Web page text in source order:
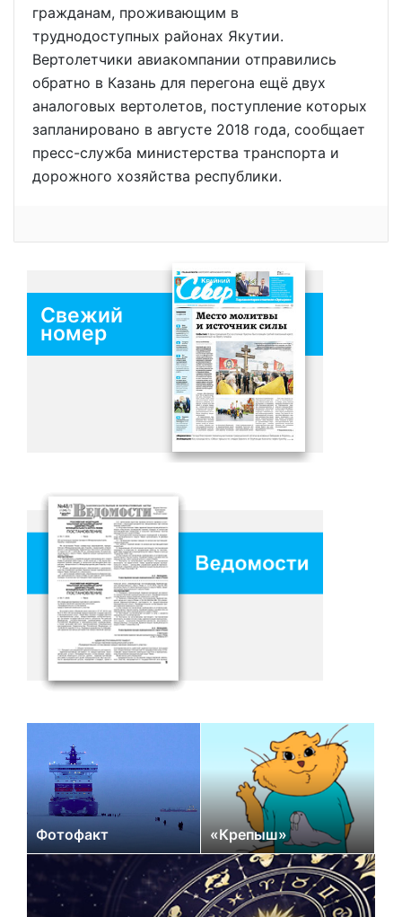
гражданам, проживающим в
труднодоступных районах Якутии.
Вертолетчики авиакомпании отправились
обратно в Казань для перегона ещё двух
аналоговых вертолетов, поступление которых
запланировано в августе 2018 года, сообщает
пресс-служба министерства транспорта и
дорожного хозяйства республики.
Свежий
номер
Фотофакт «Крепыш»